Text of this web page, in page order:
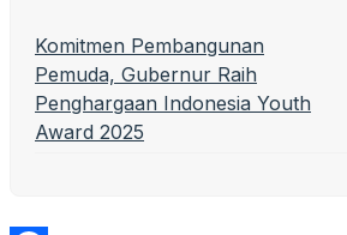
Komitmen Pembangunan
Pemuda, Gubernur Raih
Penghargaan Indonesia Youth
Award 2025